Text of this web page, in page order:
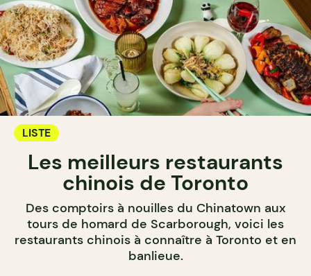
LISTE
Les meilleurs restaurants
chinois de Toronto
Des comptoirs à nouilles du Chinatown aux
tours de homard de Scarborough, voici les
restaurants chinois à connaître à Toronto et en
banlieue.